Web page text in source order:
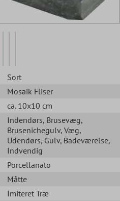
Sort
Mosaik Fliser
ca. 10x10 cm
Indendørs, Brusevæg,
Brusenichegulv, Væg,
Udendørs, Gulv, Badeværelse,
Indvendig
Porcellanato
Måtte
Imiteret Træ